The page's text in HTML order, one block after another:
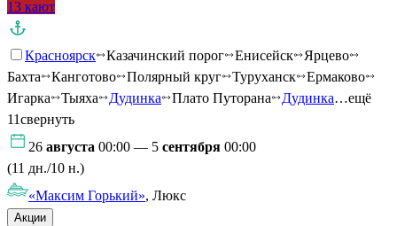
13 кают
Красноярск Казачинский порог Енисейск
Ярцево
Бахта
Канготово Полярный круг Туруханск
Ермаково
Игарка
Тыяха Дудинка Плато Путорана Дудинка…ещё
11свернуть
26 августа 00:00 — 5 сентября 00:00
(11 дн./10 н.)
«Максим Горький», Люкс
Акции